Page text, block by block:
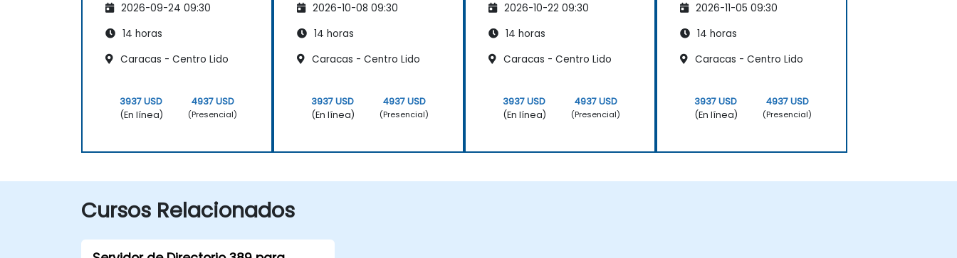
2026-09-24 09:30
14 horas
Caracas - Centro Lido
3937 USD
(En línea)
4937 USD
(Presencial)
2026-10-08 09:30
14 horas
Caracas - Centro Lido
3937 USD
(En línea)
4937 USD
(Presencial)
2026-10-22 09:30
14 horas
Caracas - Centro Lido
3937 USD
(En línea)
4937 USD
(Presencial)
2026-11-05 09:30
14 horas
Caracas - Centro Lido
3937 USD
(En línea)
4937 USD
(Presencial)
Cursos Relacionados